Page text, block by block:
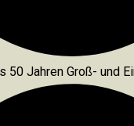
50 Jahren Groß- und